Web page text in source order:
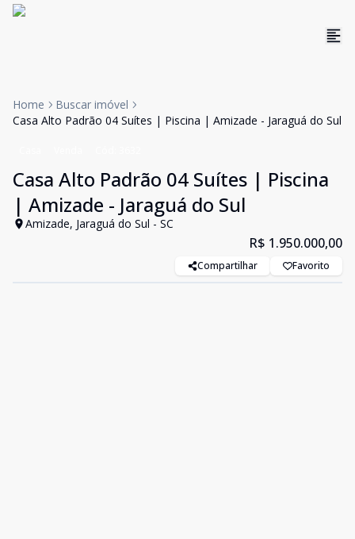
Home
Buscar imóvel
Casa Alto Padrão 04 Suítes | Piscina | Amizade - Jaraguá do Sul
Casa Alto Padrão 04 Suítes | Piscina
| Amizade - Jaraguá do Sul
Amizade, Jaraguá do Sul - SC
R$ 1.950.000,00
Compartilhar Favorito